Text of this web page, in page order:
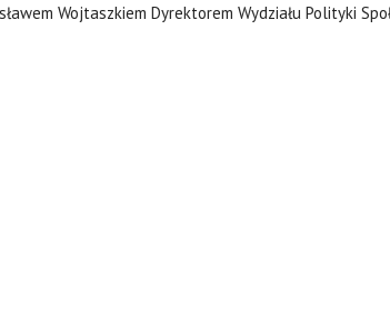
Wojtaszkiem Dyrektorem Wydziału Polityki